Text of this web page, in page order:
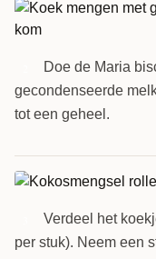
Doe de Maria
gecondenseerde
tot een geheel.
Verdeel het
per stuk). Neem een